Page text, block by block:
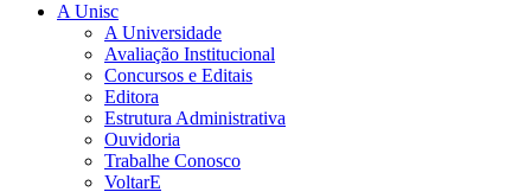
A Unisc
A Universidade
Avaliação Institucional
Concursos e Editais
Editora
Estrutura Administrativa
Ouvidoria
Trabalhe Conosco
VoltarE